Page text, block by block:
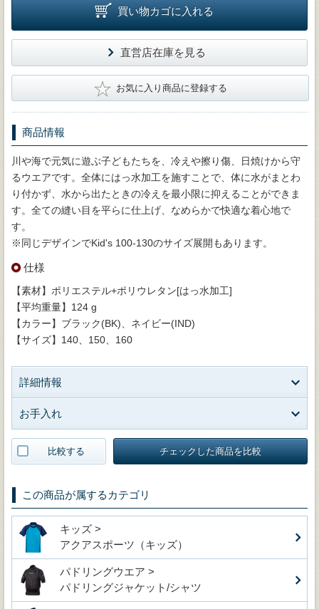
買い物カゴに入れる
直営店在庫を見る
★ お気に入り商品に登録する
商品情報
川や海で元気に遊ぶ子どもたちを、冷えや擦り傷、日焼けから守
るウエアです。全体にはっ水加工を施すことで、体に水がまとわ
り付かず、水から出たときの冷えを最小限に抑えることができま
す。全ての縫い目を平らに仕上げ、なめらかで快適な着心地で
す。
※同じデザインでKid's 100-130のサイズ展開もあります。
仕様
【素材】ポリエステル+ポリウレタン[はっ水加工]
【平均重量】124 g
【カラー】ブラック(BK)、ネイビー(IND)
【サイズ】140、150、160
詳細情報
お手入れ
比較する チェックした商品を比較
この商品が属するカテゴリ
キッズ >
アクアスポーツ（キッズ）
パドリングウエア >
パドリングジャケット/シャツ